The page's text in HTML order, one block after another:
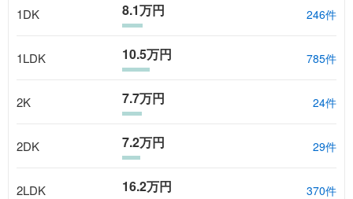
1DK 8.1万円 246件
1LDK 10.5万円 785件
2K 7.7万円 24件
2DK 7.2万円 29件
2LDK 16.2万円 370件